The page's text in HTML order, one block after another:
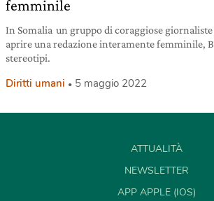
femminile
In Somalia un gruppo di coraggiose giornaliste
aprire una redazione interamente femminile,
stereotipi.
Diritti umani 5 maggio 2022
ATTUALITÀ
NEWSLETTER
APP APPLE (IOS)